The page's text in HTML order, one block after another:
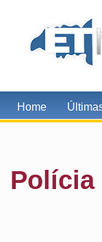
Home
Polícia